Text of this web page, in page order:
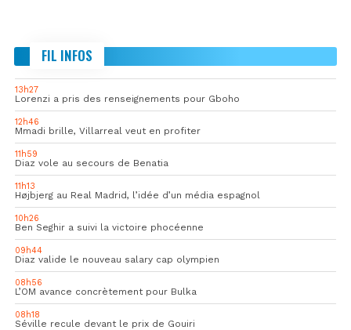
FIL INFOS
13h27
Lorenzi a pris des renseignements pour Gboho
12h46
Mmadi brille, Villarreal veut en profiter
11h59
Diaz vole au secours de Benatia
11h13
Højbjerg au Real Madrid, l’idée d’un média espagnol
10h26
Ben Seghir a suivi la victoire phocéenne
09h44
Diaz valide le nouveau salary cap olympien
08h56
L’OM avance concrètement pour Bulka
08h18
Séville recule devant le prix de Gouiri